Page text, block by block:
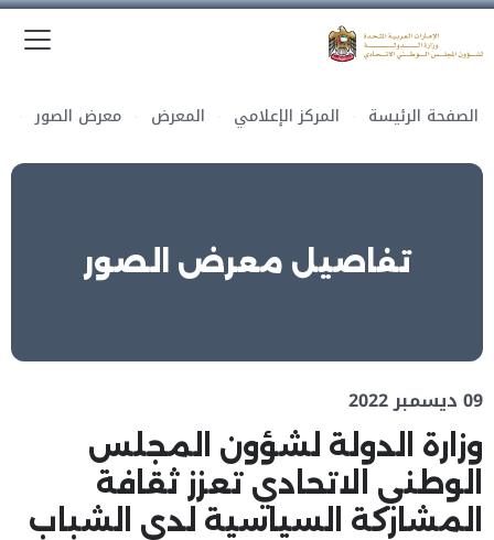
الصفحة الرئيسة المركز الإعلامي المعرض معرض الصور
تفاصيل معرض الصور
09 ديسمبر 2022
وزارة الدولة لشؤون المجلس
الوطني الاتحادي تعزز ثقافة
المشاركة السياسية لدى الشباب